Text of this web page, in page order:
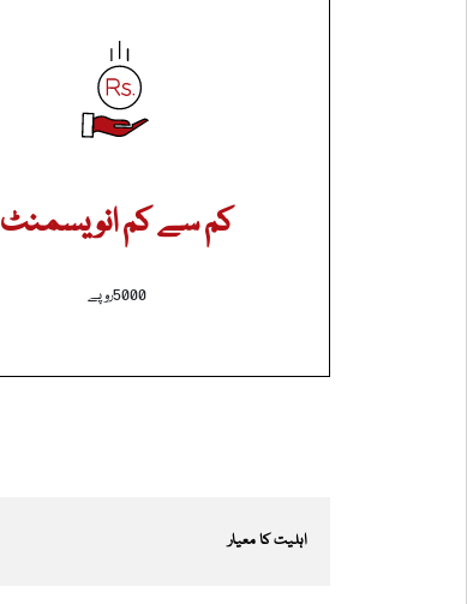
کم سے کم انویسمنٹ
5000روپے
اہلیت کا معیار